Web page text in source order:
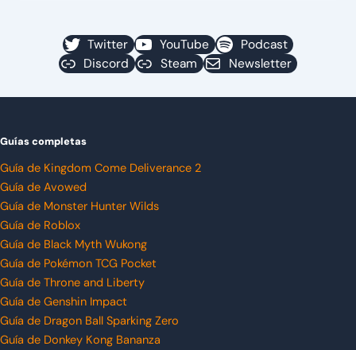
Twitter YouTube
Podcast
Discord
Steam Newsletter
Guías completas
Guía de Kingdom Come Deliverance 2
Guía de Avowed
Guía de Monster Hunter Wilds
Guía de Roblox
Guía de Black Myth Wukong
Guía de Pokémon TCG Pocket
Guía de Throne and Liberty
Guía de Genshin Impact
Guía de Dragon Ball Sparking Zero
Guía de Donkey Kong Bananza